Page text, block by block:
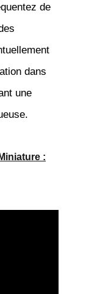
de
dans
une
: